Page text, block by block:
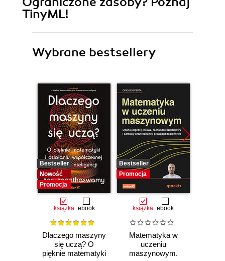
TinyML!
Wybrane bestsellery
Bestseller
Nowość
Promocja
książka ebook
Dlaczego maszyny
się uczą? O
pięknie matematyki
Bestseller
Promocja
książka ebook
Matematyka w
uczeniu
maszynowym.